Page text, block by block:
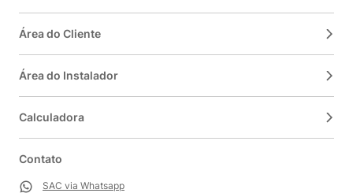
Área do Cliente
Área do Instalador
Calculadora
Contato
SAC via Whatsapp